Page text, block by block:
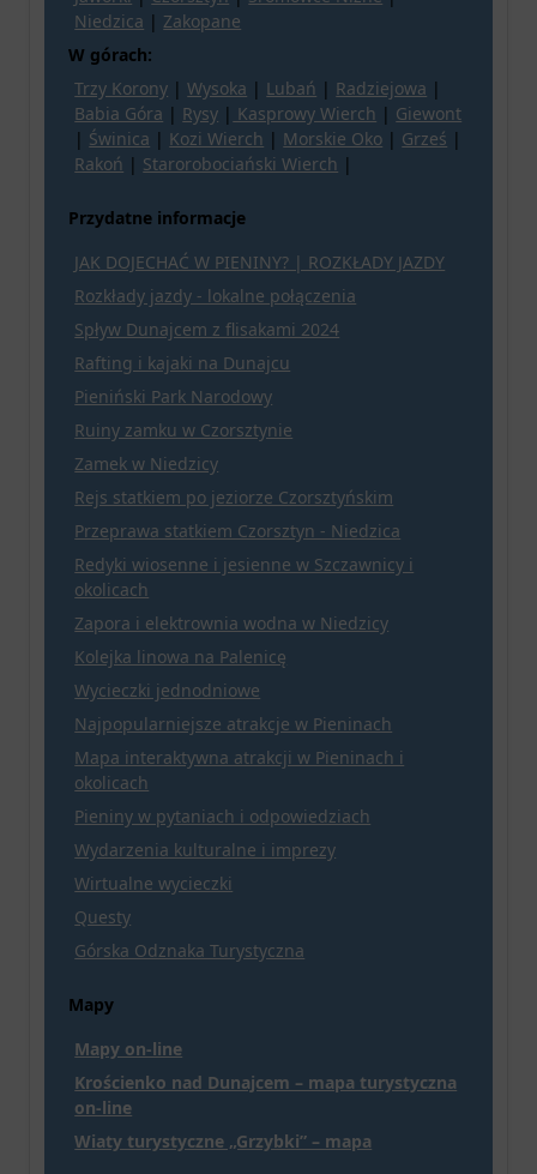
Niedzica | Zakopane
W górach:
Trzy Korony |Wysoka | Lubań | Radziejowa |
Babia Góra | Rysy | Kasprowy Wierch | Giewont
| Świnica | Kozi Wierch | Morskie Oko | Grześ |
Rakoń | Starorobociański Wierch |
Przydatne informacje
JAK DOJECHAĆ W PIENINY? | ROZKŁADY JAZDY
Rozkłady jazdy - lokalne połączenia
Spływ Dunajcem z flisakami 2024
Rafting i kajaki na Dunajcu
Pieniński Park Narodowy
Ruiny zamku w Czorsztynie
Zamek w Niedzicy
Rejs statkiem po jeziorze Czorsztyńskim
Przeprawa statkiem Czorsztyn - Niedzica
Redyki wiosenne i jesienne w Szczawnicy i
okolicach
Zapora i elektrownia wodna w Niedzicy
Kolejka linowa na Palenicę
Wycieczki jednodniowe
Najpopularniejsze atrakcje w Pieninach
Mapa interaktywna atrakcji w Pieninach i
okolicach
Pieniny w pytaniach i odpowiedziach
Wydarzenia kulturalne i imprezy
Wirtualne wycieczki
Questy
Górska Odznaka Turystyczna
Mapy
Mapy on-line
Krościenko nad Dunajcem – mapa turystyczna
on-line
Wiaty turystyczne „Grzybki” – mapa